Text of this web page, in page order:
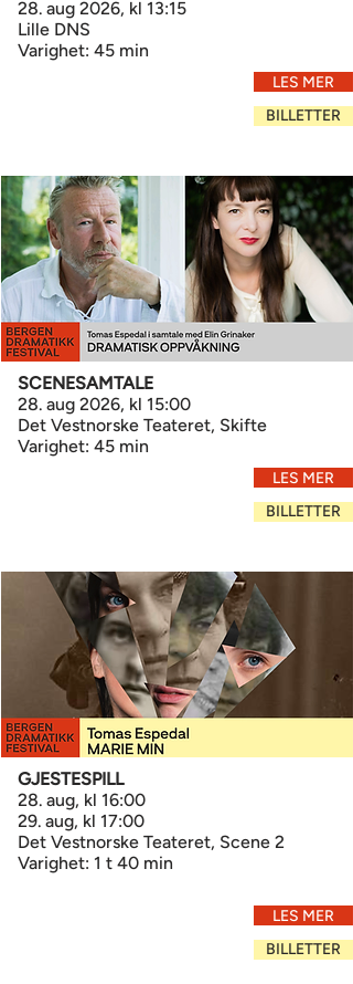
28. aug 2026, kl 13:15
Lille DNS
Varighet: 45 min
LES MER
BILLETTER
SCENESAMTALE
28. aug 2026, kl 15:00
Det Vestnorske Teateret, Skifte
Varighet: 45 min
LES MER
BILLETTER
GJESTESPILL
28. aug, kl 16:00
29. aug, kl 17:00
Det Vestnorske Teateret, Scene 2
Varighet: 1 t 40 min
LES MER
BILLETTER